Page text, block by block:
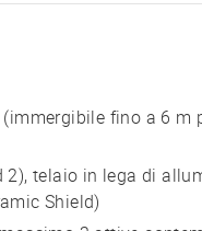
fino a 6 m
2), telaio in lega di
Shield)